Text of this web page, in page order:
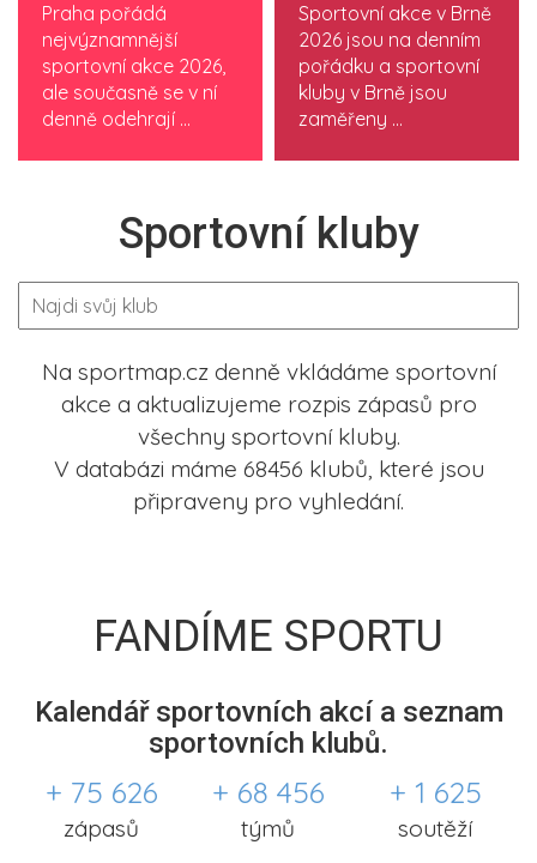
Praha pořádá
nejvýznamnější
sportovní akce 2026,
ale současně se v ní
denně odehrají ...
Sportovní akce v Brně
2026 jsou na denním
pořádku a sportovní
kluby v Brně jsou
zaměřeny ...
Sportovní kluby
Na sportmap.cz denně vkládáme sportovní
akce a aktualizujeme rozpis zápasů pro
všechny sportovní kluby.
V databázi máme 68456 klubů, které jsou
připraveny pro vyhledání.
FANDÍME SPORTU
Kalendář sportovních akcí a seznam
sportovních klubů.
+ 75 626
zápasů
+ 68 456
týmů
+ 1 625
soutěží